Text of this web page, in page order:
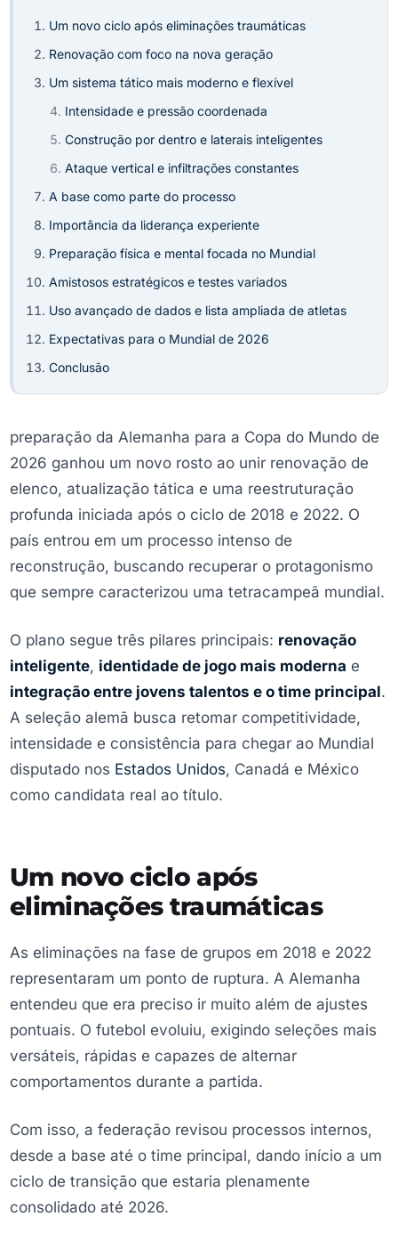
Um novo ciclo após eliminações traumáticas
Renovação com foco na nova geração
Um sistema tático mais moderno e flexível
Intensidade e pressão coordenada
Construção por dentro e laterais inteligentes
Ataque vertical e infiltrações constantes
A base como parte do processo
Importância da liderança experiente
Preparação física e mental focada no Mundial
Amistosos estratégicos e testes variados
Uso avançado de dados e lista ampliada de atletas
Expectativas para o Mundial de 2026
Conclusão
preparação da Alemanha para a Copa do Mundo de
2026 ganhou um novo rosto ao unir renovação de
elenco, atualização tática e uma reestruturação
profunda iniciada após o ciclo de 2018 e 2022. O
país entrou em um processo intenso de
reconstrução, buscando recuperar o protagonismo
que sempre caracterizou uma tetracampeã mundial.
O plano segue três pilares principais: renovação
inteligente, identidade de jogo mais moderna e
integração entre jovens talentos e o time principal.
A seleção alemã busca retomar competitividade,
intensidade e consistência para chegar ao Mundial
disputado nos Estados Unidos, Canadá e México
como candidata real ao título.
Um novo ciclo após
eliminações traumáticas
As eliminações na fase de grupos em 2018 e 2022
representaram um ponto de ruptura. A Alemanha
entendeu que era preciso ir muito além de ajustes
pontuais. O futebol evoluiu, exigindo seleções mais
versáteis, rápidas e capazes de alternar
comportamentos durante a partida.
Com isso, a federação revisou processos internos,
desde a base até o time principal, dando início a um
ciclo de transição que estaria plenamente
consolidado até 2026.